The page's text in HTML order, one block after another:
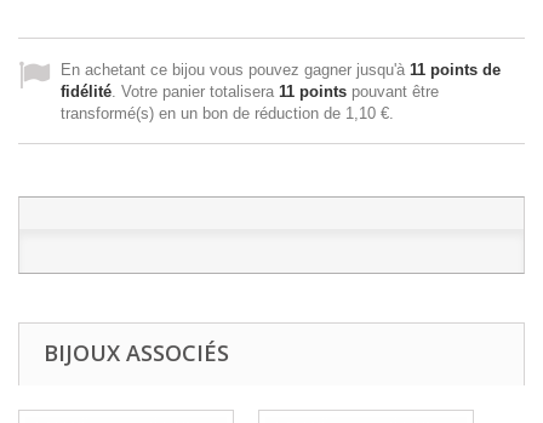
En achetant ce bijou vous pouvez gagner jusqu'à 11 points de
fidélité. Votre panier totalisera 11 points pouvant être
transformé(s) en un bon de réduction de 1,10 €.
BIJOUX ASSOCIÉS